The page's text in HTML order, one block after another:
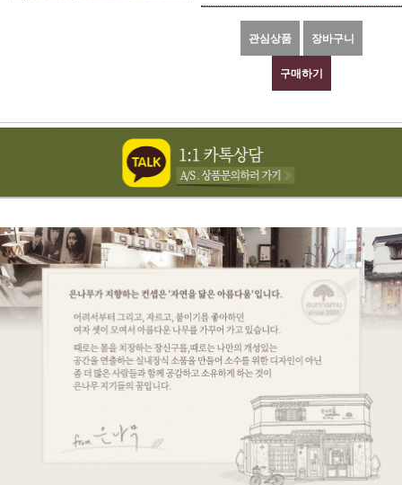
관심상품 장바구니
구매하기